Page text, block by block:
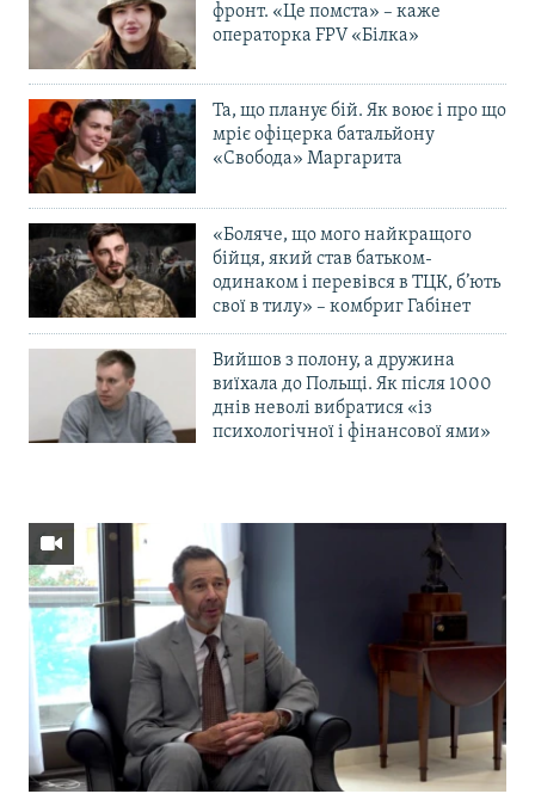
фронт. «Це помста» – каже
операторка FPV «Білка»
Та, що планує бій. Як воює і про що
мріє офіцерка батальйону
«Свобода» Маргарита
«Боляче, що мого найкращого
бійця, який став батьком-
одинаком і перевівся в ТЦК, б’ють
свої в тилу» – комбриг Габінет
Вийшов з полону, а дружина
виїхала до Польщі. Як після 1000
днів неволі вибратися «із
психологічної і фінансової ями»